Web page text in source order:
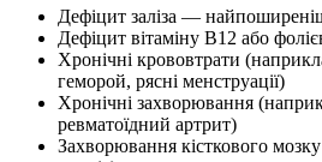
Дефіцит заліза —
Дефіцит вітаміну В12 або
Хронічні крововтрати
геморой, рясні менструації)
Хронічні захворювання
ревматоїдний артрит)
Захворювання кісткового